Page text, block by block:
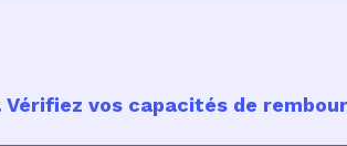
vos capacités de